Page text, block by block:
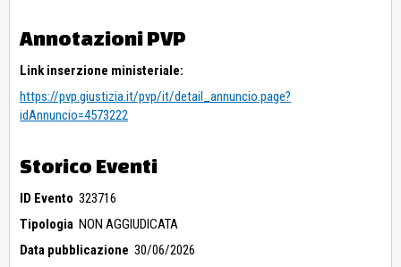
Annotazioni PVP
Link inserzione ministeriale:
https://pvp.giustizia.it/pvp/it/detail_annuncio.page?
idAnnuncio=4573222
Storico Eventi
ID Evento 323716
Tipologia NON AGGIUDICATA
Data pubblicazione 30/06/2026